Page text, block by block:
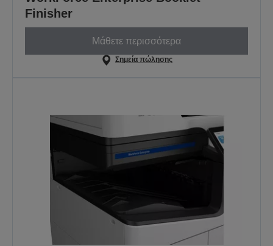
Finisher
Μάθετε περισσότερα
Σημεία πώλησης